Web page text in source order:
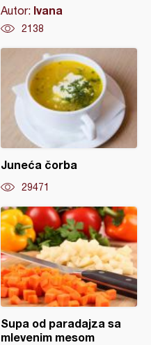
Autor: Ivana
2138
Juneća čorba
29471
Supa od paradajza sa
mlevenim mesom